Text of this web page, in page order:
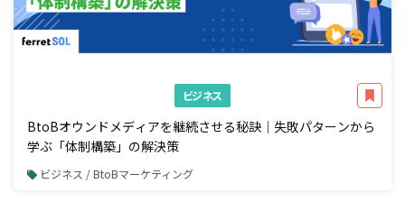
ビジネス
BtoBオウンドメディアを継続させる秘訣｜失敗パターンから
学ぶ「体制構築」の解決策
ビジネス / BtoBマーケティング